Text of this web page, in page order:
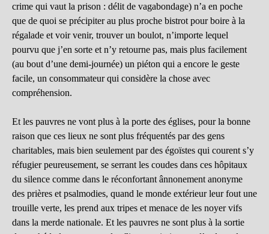
crime qui vaut la prison : délit de vagabondage) n’a en poche
que de quoi se précipiter au plus proche bistrot pour boire à la
régalade et voir venir, trouver un boulot, n’importe lequel
pourvu que j’en sorte et n’y retourne pas, mais plus facilement
(au bout d’une demi-journée) un piéton qui a encore le geste
facile, un consommateur qui considère la chose avec
compréhension.
Et les pauvres ne vont plus à la porte des églises, pour la bonne
raison que ces lieux ne sont plus fréquentés par des gens
charitables, mais bien seulement par des égoïstes qui courent s’y
réfugier peureusement, se serrant les coudes dans ces hôpitaux
du silence comme dans le réconfortant ânnonement anonyme
des prières et psalmodies, quand le monde extérieur leur fout une
trouille verte, les prend aux tripes et menace de les noyer vifs
dans la merde nationale. Et les pauvres ne sont plus à la sortie